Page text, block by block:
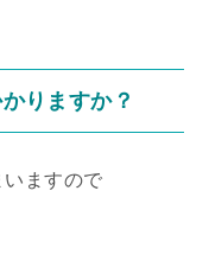
りますか？
ますので